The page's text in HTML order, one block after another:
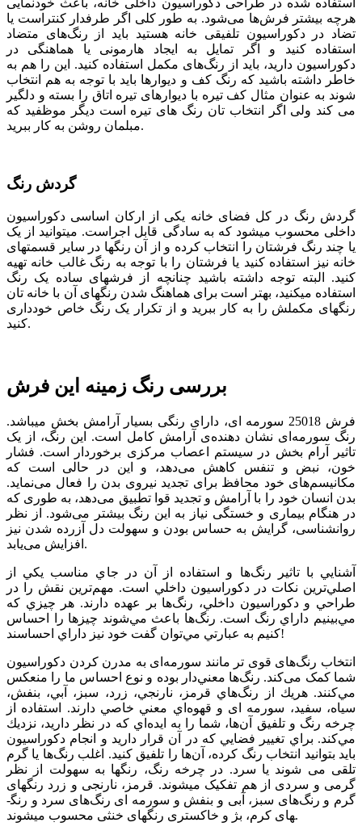
هرچه بیشتر فرش‌ها می‌شود. به طور کلی اگر طرفدار کنتراست یا
تضاد در دکوراسیون تلفیقی خانه هستید باید از رنگ‌های متضاد
استفاده کنید و اگر تمایل به ایجاد هارمونی یا هماهنگی در
دکوراسیون دارید، باید از رنگ‌های مکمل استفاده کنید. این را هم به
خاطر داشته باشید که رنگ کف و دیوارها باید با توجه به هم انتخاب
شوند به عنوان مثال کف تیره با دیوارهای تیره اتاق را بسته و دلگیر
می کند ولی اگر انتخاب تان رنگ های تیره است دیگر موظفید که
مبلمان روشن به کار ببرید.
گردش رنگ
گردش رنگ در کل فضای خانه یکی از ارکان اساسی دکوراسیون
داخلی محسوب می­شود که به سادگی قابل اجراست. می­توانید از یک
یا چند رنگ فرش­تان را انتخاب کرده و از آن رنگ­ها در سایر قسمت­های
خانه نیز استفاده کنید یا فرشتان را با توجه به رنگ غالب خانه تهیه
کنید. البته توجه داشته باشید چنانچه از فرش­های ساده یک رنگ
استفاده می­کنید، بهتر است برای هماهنگ شدن رنگ­های آن با خانه­ تان
رنگ­های مکملش را به کار ببرید و از تکرار یک رنگ خاص خودداری
کنید.
بررسی رنگ زمینه این فرش
فرش 25018 سورمه­ ای، دارای رنگی بسیار آرامش بخش می­باشد.
رنگ سورمه‌ای نشان دهنده‌ی آرامش کامل است. این رنگ، از یک
تاثیر آرام بخش در سیستم اعصاب مرکزی برخوردار است. فشار
خون، نبض و تنفس کاهش می‌دهد، و این در حالی است که
مکانیسم‌های خود محافظ برای تجدید نیروی بدن را فعال می‌نماید.
بدن انسان خود را با آرامش و تجدید قوا تطبیق می‌دهد، به طوری که
در هنگام بیماری و خستگی نیاز به این رنگ بیشتر می‌شود. از نظر
روانشناسی، گرایش به حساس بودن و سهولت دل آزرده شدن نیز
افزایش می‌یابد.
آشنايي با تاثير رنگ‌ها و استفاده از آن‌ در جاي مناسب يكي از
اصلي‌ترين نكات در دكوراسيون داخلي است. مهم‌ترين نقش را در
طراحي و دكوراسيون داخلي، رنگ‌ها بر عهده دارند. هر چيزي كه
مي‌بينيم داراي رنگ است. رنگ‌ها باعث مي‌شوند چيزها را احساس
كنيم به عبارتي مي‌توان گفت خود نيز داراي احساسند!
انتخاب رنگ‌های قوی تر مانند سورمه‌ای به مدرن کردن دکوراسیون
شما کمک می‌کند. رنگ‌ها معني‌دار بوده و نوع احساس ما را منعكس
مي‌كنند. هريك از رنگ‌هاي قرمز، نارنجي، زرد، سبز، آبي، بنفش،
سياه، سفيد، سورمه ­ای و قهوه‌اي معني خاصي دارند. استفاده از
چرخه رنگ و تلفيق آن‌ها، شما را به ايده‌اي كه در نظر داريد، نزديك
مي‌كند. براي تغيير فضايي كه در آن قرار داريد و انجام دكوراسيون
بايد بتوانيد انتخاب رنگ كرده، آن‌ها را تلفيق كنيد. اغلب رنگ‌ها يا گرم
تلقی می شوند يا سرد. در چرخه رنگ، رنگها به سهولت از نظر
گرمی و سردی از هم تفکيک میشوند. قرمز، نارنجی و زرد رنگ­های
گرم و رنگ‌های سبز، آبی و بنفش و سورمه­ ای رنگ‌های سرد و رنگ­
های کرم، بژ و خاکستری رنگ­های خنثی محسوب می­شوند.